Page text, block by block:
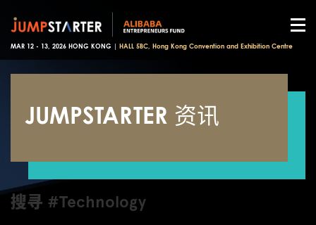
MAR 12 - 13, 2026 HONG KONG | HALL 5BC, Hong Kong Convention and Exhibition Centre
JUMPSTARTER 资讯
搜寻 #Technology